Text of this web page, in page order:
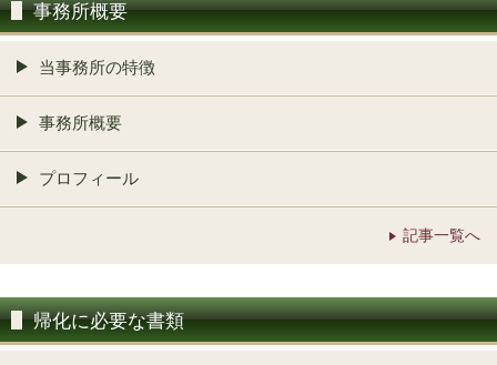
事務所概要
当事務所の特徴
事務所概要
プロフィール
記事一覧へ
帰化に必要な書類